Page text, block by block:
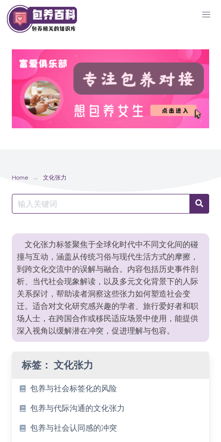
Skip
to
content
Home 文化张力
Search
for:
文化张力标签聚焦于全球化时代中不同文化间的碰
撞与互动，涵盖从传统习俗与现代生活方式的摩擦，
到跨文化交流中的误解与融合。内容包括历史事件剖
析、当代社会现象解读，以及多元文化背景下的人际
关系探讨，帮助读者洞察这些张力如何塑造社会变
迁。适合对文化研究感兴趣的学者、旅行爱好者和职
场人士，在跨国合作或移民适应场景中使用，能提供
深入视角以缓解潜在冲突，促进理解与包容。
标签： 文化张力
包养与社会标签化的风险
包养与代际沟通的文化张力
包养与社会认同感的冲突